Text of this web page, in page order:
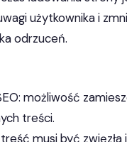
użytkownika i
odrzuceń.
możliwość
treści.
musi być